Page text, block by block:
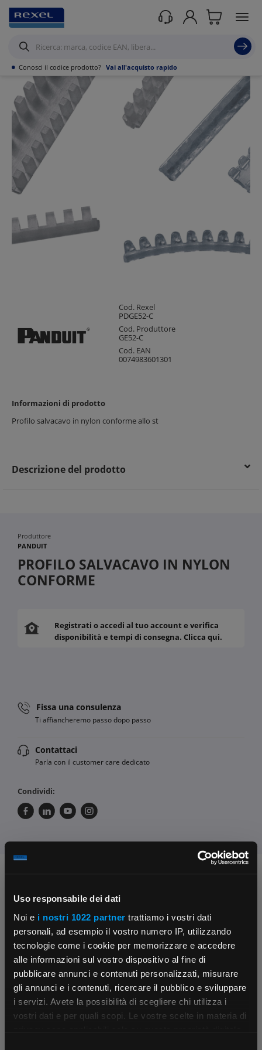
Uso responsabile dei dati
Noi e i nostri 1022 partner trattiamo i vostri dati
personali, ad esempio il vostro numero IP, utilizzando
tecnologie come i cookie per memorizzare e accedere
alle informazioni sul vostro dispositivo al fine di
pubblicare annunci e contenuti personalizzati, misurare
gli annunci e i contenuti, ricercare il pubblico e sviluppare
i servizi. Avete la possibilità di scegliere chi utilizza i
vostri dati e per quali scopi. Le vostre scelte in materia di
• Conosci il codice prodotto? Vai all'acquisto rapido
×
Prodotti /Canalizzazioni Tubo PVC,Metallo,Guaine e Accessori /Guaine
Flessibile Calza in metallo
Cod. Rexel
PDGE52-C
Cod. Produttore
GE52-C
Cod. EAN
0074983601301
Informazioni di prodotto
Profilo salvacavo in nylon conforme allo st
Descrizione del prodotto
Produttore
PANDUIT
PROFILO SALVACAVO IN NYLON
CONFORME
Registrati o accedi al tuo account e verifica
disponibilità e tempi di consegna. Clicca qui.
Fissa una consulenza
Ti affiancheremo passo dopo passo
Contattaci
Parla con il customer care dedicato
Condividi:
Contattaci
Parla con il customer care dedicato
Fissa una consulenza
Ti affiancheremo passo dopo passo